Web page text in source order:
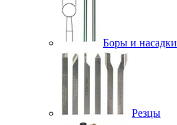
Боры и насадки
Резцы